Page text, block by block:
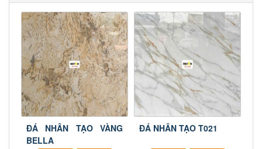
ĐÁ NHÂN TẠO VÀNG
BELLA
ĐÁ NHÂN TẠO T021